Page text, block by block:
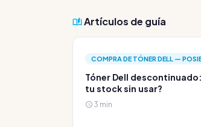
Artículos de guía
COMPRA DE TÓNER DELL —
Tóner Dell
tu stock sin usar?
3 min